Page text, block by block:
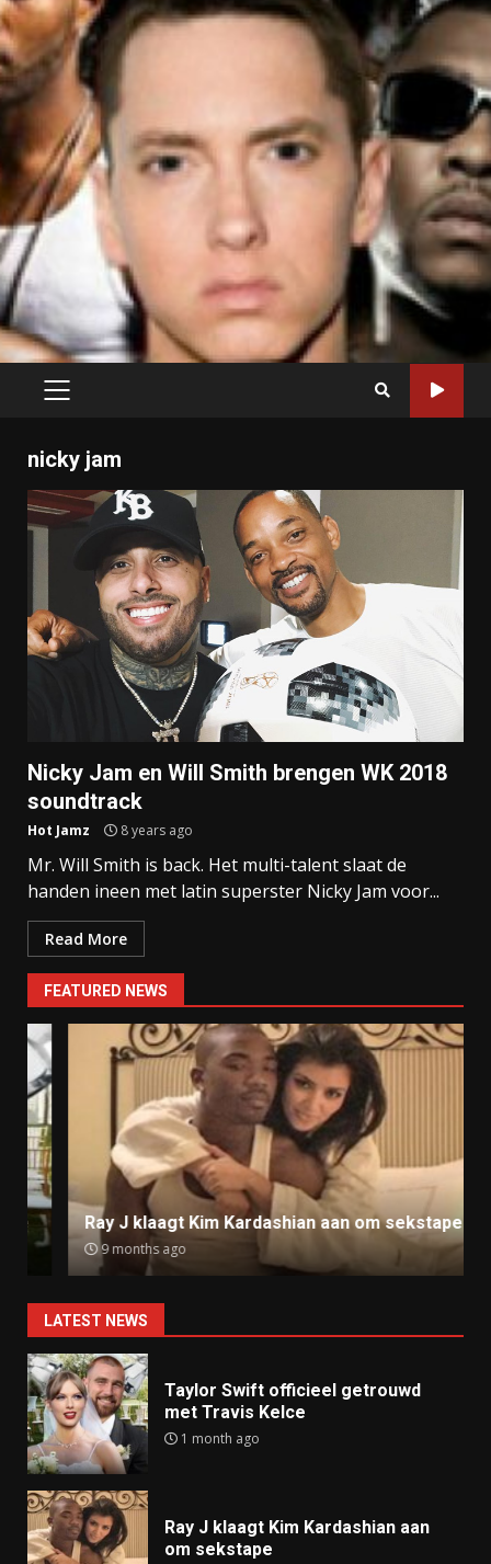
PRIMARY
nicky jam
Nicky Jam en Will Smith brengen WK 2018
soundtrack
Hot Jamz 8 years ago
Mr. Will Smith is back. Het multi-talent slaat de
handen ineen met latin superster Nicky Jam voor...
Read More
FEATURED NEWS
Ray J klaagt Kim Kardashian aan om sekstape
9 months ago
LATEST NEWS
Taylor Swift officieel getrouwd
met Travis Kelce
1 month ago
Ray J klaagt Kim Kardashian aan
om sekstape